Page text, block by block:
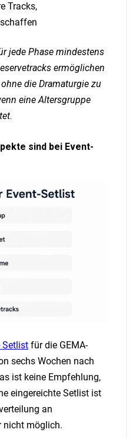
Tracks,
jede Phase mindestens
ermöglichen
die Dramaturgie zu
eine Altersgruppe
sind bei Event-
Setlist für die GEMA-
sechs Wochen nach
ist keine Empfehlung,
eingereichte Setlist ist
an
nicht möglich.